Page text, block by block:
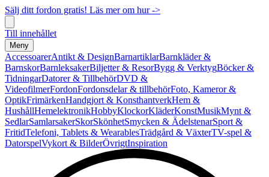
Sälj ditt fordon gratis! Läs mer om hur ->
Till innehållet
Meny
AccessoarerAntikt & DesignBarnartiklarBarnkläder &
BarnskorBarnleksakerBiljetter & ResorBygg & VerktygBöcker &
TidningarDatorer & TillbehörDVD &
VideofilmerFordonFordonsdelar & tillbehörFoto, Kameror &
OptikFrimärkenHandgjort & KonsthantverkHem &
HushållHemelektronikHobbyKlockorKläderKonstMusikMynt &
SedlarSamlarsakerSkorSkönhetSmycken & ÄdelstenarSport &
FritidTelefoni, Tablets & WearablesTrädgård & VäxterTV-spel &
DatorspelVykort & BilderÖvrigtInspiration